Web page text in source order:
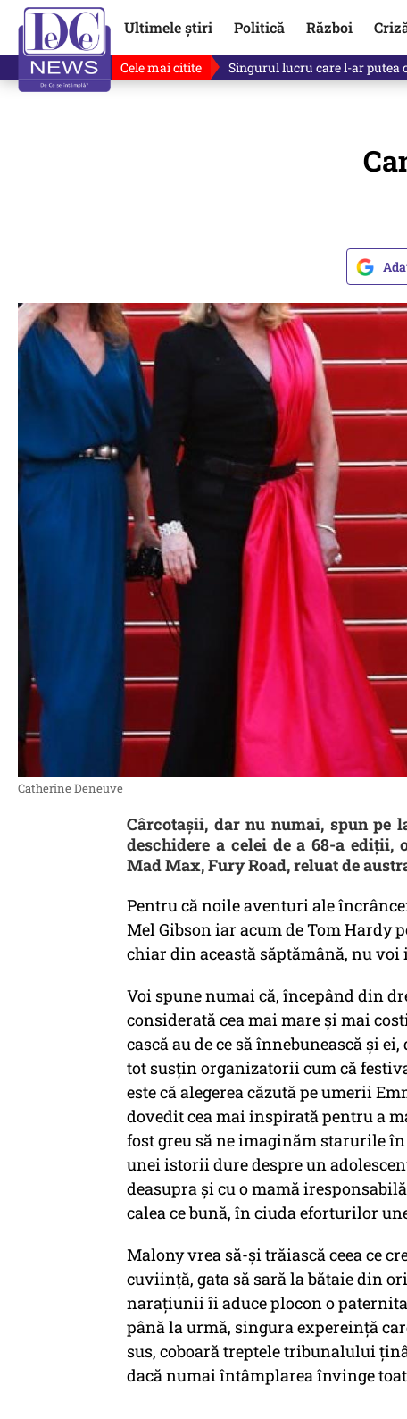
Ultimele știri Politică Război
Cele mai citite Ce se întâmplă cu primul
Catherine Deneuve
Cârcotașii, dar nu numai, spun pe
deschidere a celei de a 68-a
Mad Max, Fury Road, reluat de
Pentru că noile aventuri ale
Mel Gibson iar acum de Tom Hardy
chiar din această săptămână, nu voi
Voi spune numai că, începând din
considerată cea mai mare și mai
cască au de ce să înnebunească și
tot susțin organizatorii cum că
este că alegerea căzută pe umerii
dovedit cea mai inspirată pentru a
fost greu să ne imaginăm starurile
unei istorii dure despre un
deasupra și cu o mamă
calea ce bună, în ciuda eforturilor
Malony vrea să-și trăiască ceea ce
cuviință, gata să sară la bătaie din
narațiunii îi aduce plocon o
până la urmă, singura expereință
sus, coboară treptele tribunalului
dacă numai întâmplarea învinge